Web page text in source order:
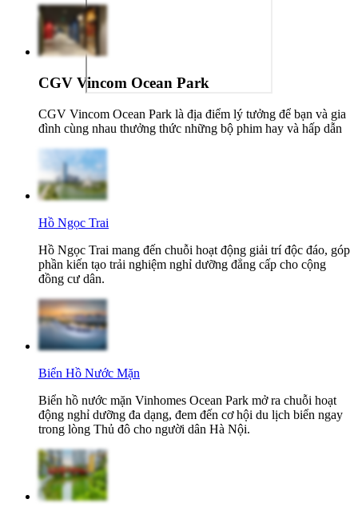
CGV Vincom Ocean Park
CGV Vincom Ocean Park là địa điểm lý tưởng để bạn và gia
đình cùng nhau thưởng thức những bộ phim hay và hấp dẫn
Hồ Ngọc Trai
Hồ Ngọc Trai mang đến chuỗi hoạt động giải trí độc đáo, góp
phần kiến tạo trải nghiệm nghỉ dưỡng đẳng cấp cho cộng
đồng cư dân.
Biển Hồ Nước Mặn
Biển hồ nước mặn Vinhomes Ocean Park mở ra chuỗi hoạt
động nghỉ dưỡng đa dạng, đem đến cơ hội du lịch biển ngay
trong lòng Thủ đô cho người dân Hà Nội.